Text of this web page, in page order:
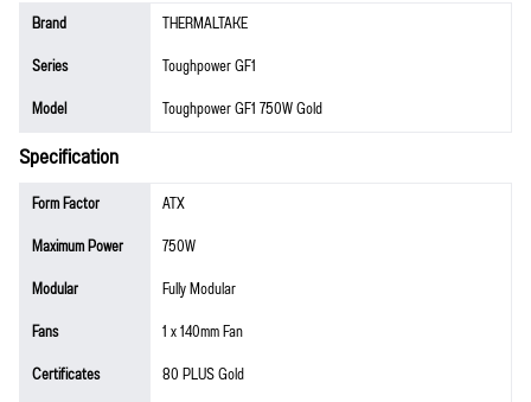
Brand
THERMALTAKE
Series
Toughpower GF1
Model
Toughpower GF1 750W Gold
Specification
Form Factor
ATX
Maximum Power
750W
Modular
Fully Modular
Fans
1 x 140mm Fan
Certificates
80 PLUS Gold